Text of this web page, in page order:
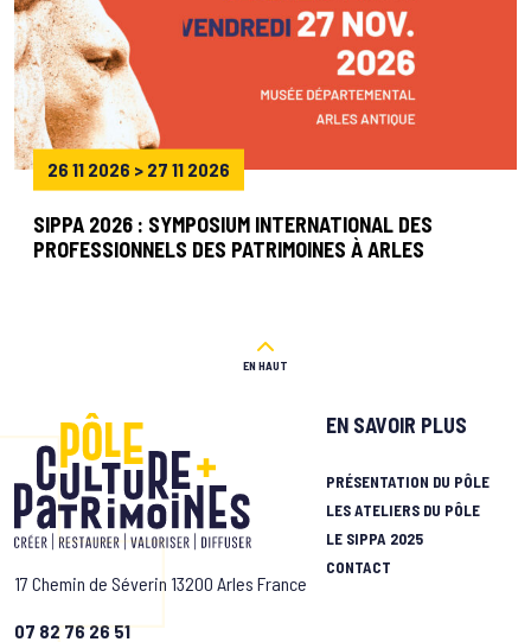
26 11 2026 > 27 11 2026
SIPPA 2026 : SYMPOSIUM INTERNATIONAL DES
PROFESSIONNELS DES PATRIMOINES À ARLES
EN HAUT
17 Chemin de Séverin 13200 Arles France
07 82 76 26 51
EN SAVOIR PLUS
PRÉSENTATION DU PÔLE
LES ATELIERS DU PÔLE
LE SIPPA 2025
CONTACT